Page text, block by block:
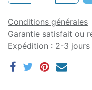
Conditions générales
Garantie satisfait ou
Expédition : 2-3